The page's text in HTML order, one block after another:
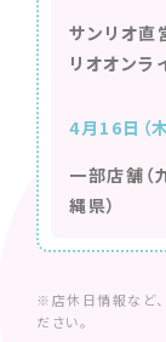
サンリオ直
リオオンラ
4月16日（
一部店舗（
縄県）
※店休日情報など、
ださい。